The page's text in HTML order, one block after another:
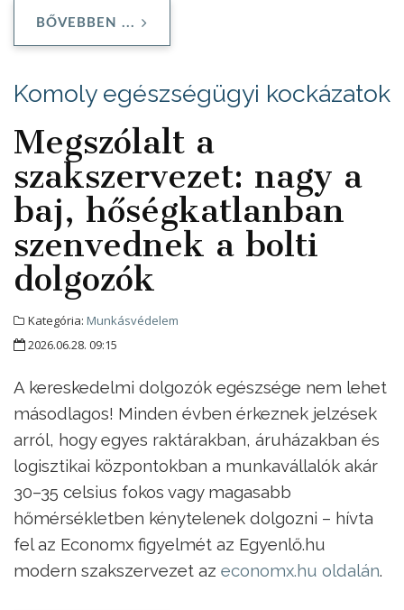
BŐVEBBEN ...
Komoly egészségügyi kockázatok
Megszólalt a
szakszervezet: nagy a
baj, hőségkatlanban
szenvednek a bolti
dolgozók
Kategória: Munkásvédelem
2026.06.28. 09:15
A kereskedelmi dolgozók egészsége nem lehet
másodlagos! Minden évben érkeznek jelzések
arról, hogy egyes raktárakban, áruházakban és
logisztikai központokban a munkavállalók akár
30–35 celsius fokos vagy magasabb
hőmérsékletben kénytelenek dolgozni – hívta
fel az Economx figyelmét az Egyenlő.hu
modern szakszervezet az economx.hu oldalán.